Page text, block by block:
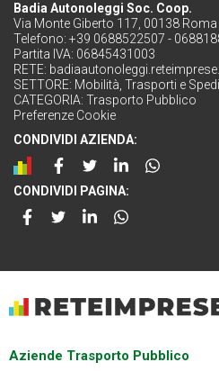
Badia Autonoleggi Soc. Coop.
Via Monte Giberto 117, 00138
Telefono: +39 0688522507 -
Partita IVA: 06845431003
RETE:
SETTORE: Mobilità, Trasporti e
CATEGORIA: Trasporto Pubblico
Preferenze Cookie
CONDIVIDI AZIENDA:
CONDIVIDI PAGINA:
Aziende Trasporto Pubblico